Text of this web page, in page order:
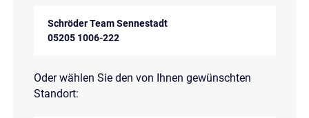
Schröder Team Sennestadt
05205 1006-222
Oder wählen Sie den von Ihnen gewünschten
Standort: